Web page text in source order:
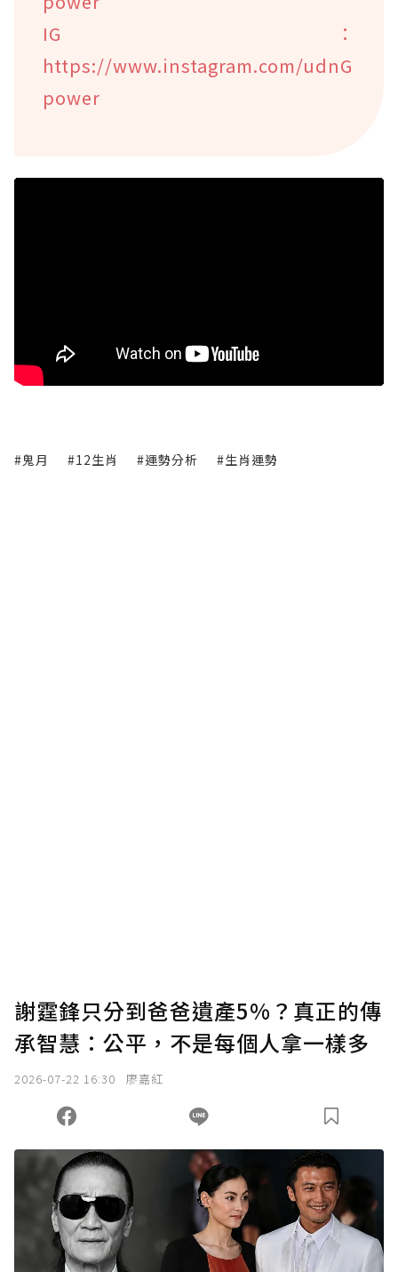
IG：
https://www.instagram.com/udnG
power
#鬼月 #12生肖 #運勢分析 #生肖運勢
謝霆鋒只分到爸爸遺產5%？真正的傳
承智慧：公平，不是每個人拿一樣多
2026-07-22 16:30 廖嘉紅